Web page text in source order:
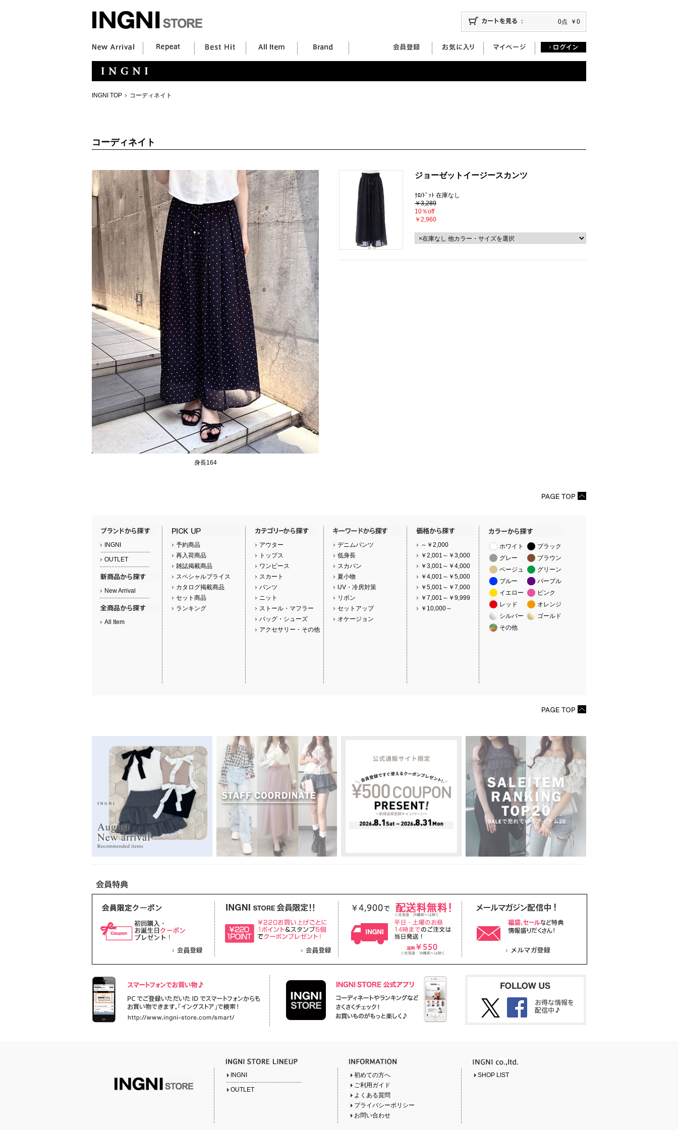
0点 ￥0
INGNI TOP コーディネイト
コーディネイト
身長164
ジョーゼットイージースカンツ
ｸﾛ/ﾄﾞｯﾄ 在庫なし
￥3,289
10％off
￥2,960
INGNI
OUTLET
New Arrival
All Item
予約商品
再入荷商品
雑誌掲載商品
スペシャルプライス
カタログ掲載商品
セット商品
ランキング
アウター
トップス
ワンピース
スカート
パンツ
ニット
ストール・マフラー
バッグ・シューズ
アクセサリー・その他
デニムパンツ
低身長
スカパン
夏小物
UV・冷房対策
リボン
セットアップ
オケージョン
～￥2,000
￥2,001～￥3,000
￥3,001～￥4,000
￥4,001～￥5,000
￥5,001～￥7,000
￥7,001～￥9,999
￥10,000～
ホワイト
ブラック
グレー
ブラウン
ベージュ
グリーン
ブルー
パープル
イエロー
ピンク
レッド
オレンジ
シルバー
ゴールド
その他
INGNI
OUTLET
初めての方へ
ご利用ガイド
よくある質問
プライバシーポリシー
お問い合わせ
SHOP LIST